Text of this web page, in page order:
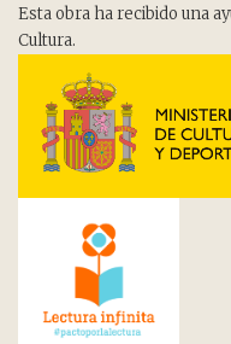
Esta obra ha recibido una
Cultura.